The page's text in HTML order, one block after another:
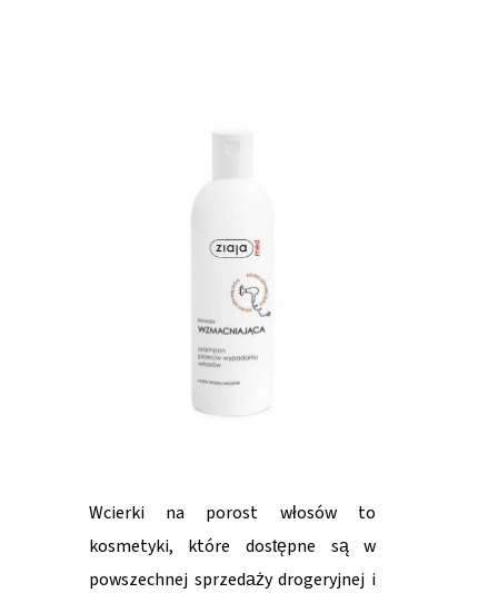
Wcierki na porost włosów to
kosmetyki, które dostępne są w
powszechnej sprzedaży drogeryjnej i